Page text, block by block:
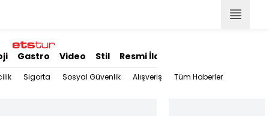
Gastro Video Stil Resmi İlanlar
Sigorta Sosyal Güvenlik Alışveriş Tüm Haberler